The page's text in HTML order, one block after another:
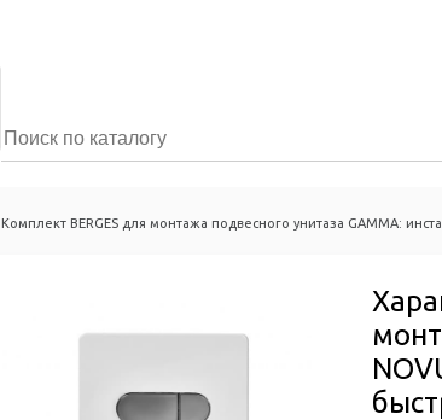
Комплект BERGES для монтажа подвесного унитаза GAMMA: